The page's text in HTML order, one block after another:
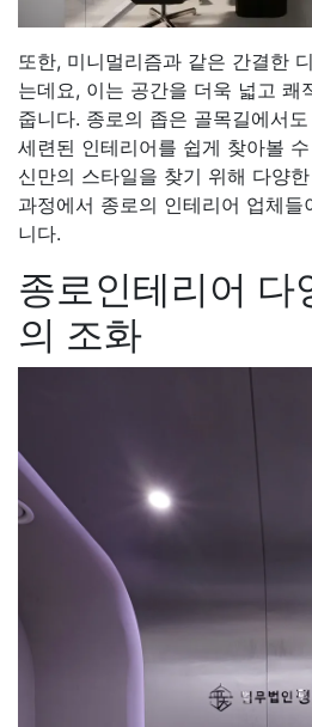
또한, 미니멀리즘과 같은 간결한
는데요, 이는 공간을 더욱 넓고 쾌
줍니다. 종로의 좁은 골목길에서
세련된 인테리어를 쉽게 찾아볼
신만의 스타일을 찾기 위해 다양
과정에서 종로의 인테리어 업체
니다.
종로인테리어 다
의 조화